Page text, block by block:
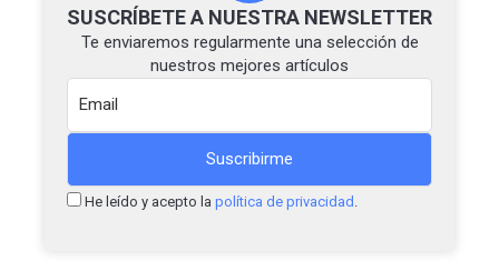
SUSCRÍBETE A NUESTRA NEWSLETTER
Te enviaremos regularmente una selección de
nuestros mejores artículos
He leído y acepto la política de privacidad .